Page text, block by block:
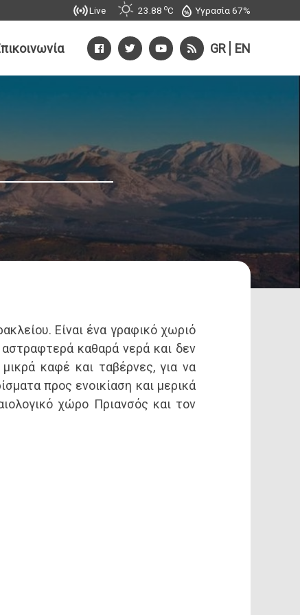
Live 23.88oC Υγρασία 67%
GR EN
Είναι ένα γραφικό χωριό
καθαρά νερά και δεν
καφέ και ταβέρνες, για να
προς ενοικίαση και μερικά
χώρο Πριανσός και τον
40115
32197 Faχ: 28913-40417